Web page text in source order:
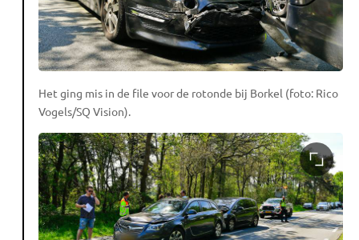
Het ging mis in de file voor de rotonde bij Borkel (foto: Rico
Vogels/SQ Vision).